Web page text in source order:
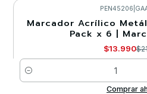
-35%
PEN45206
Marcador Acrílico
Pack x 6 |
$13.990
Cantidad
Comprar